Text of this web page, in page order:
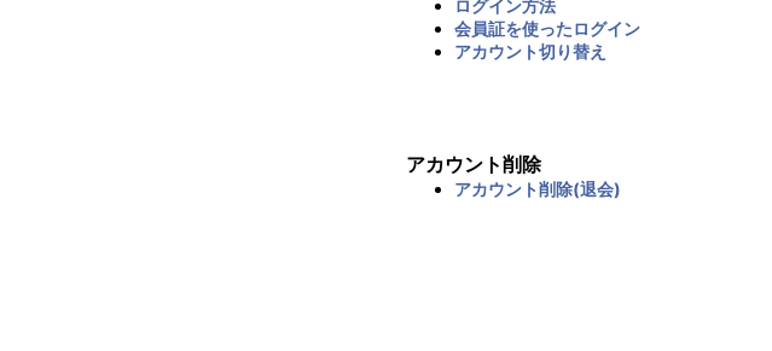
ログイン方法
会員証を使ったログイン
アカウント切り替え
アカウント削除
アカウント削除(退会)